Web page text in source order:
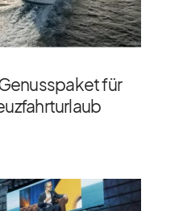
für